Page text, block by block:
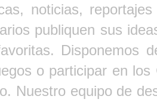
noticias,
publiquen sus
Disponemos
o participar en
Nuestro equipo de